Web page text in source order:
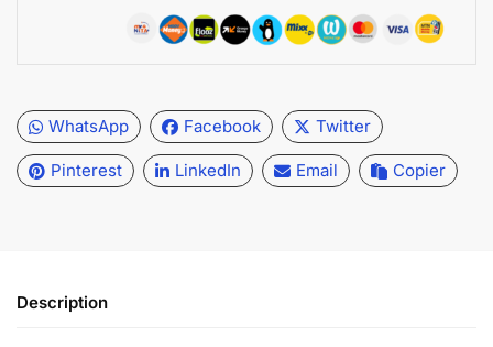
WhatsApp Facebook Twitter
Pinterest LinkedIn Email Copier
Description